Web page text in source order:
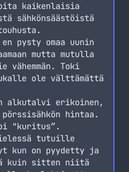
kaikenlaisia
sähkönsäästöistä
pysty omaa uunin
mutta mutulla
Toki
ole välttämättä
alkutalvi erikoinen,
hintaa.
"kuritus”.
tutuille
kun on pyydetty ja
kuin sitten niitä